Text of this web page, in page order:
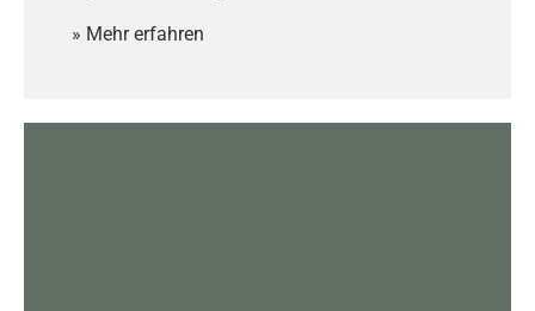
» Mehr erfahren